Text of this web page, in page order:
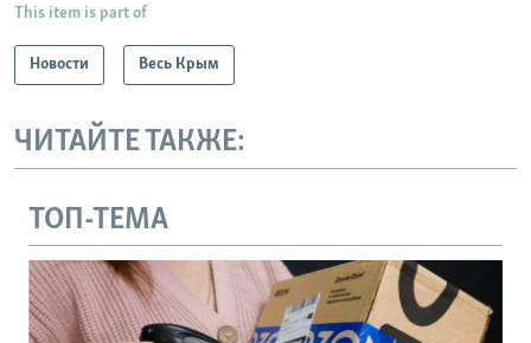
This item is part of
Новости Весь Крым
ЧИТАЙТЕ ТАКЖЕ:
ТОП-ТЕМА